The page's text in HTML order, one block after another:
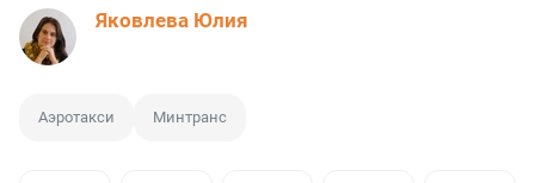
Яковлева Юлия
Аэротакси Минтранс